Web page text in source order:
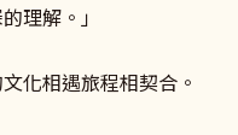
理解。」
化相遇旅程相契合。